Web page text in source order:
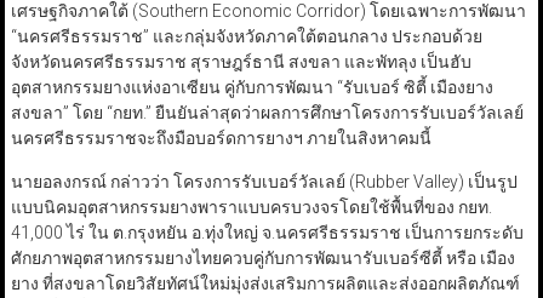
เศรษฐกิจภาคใต้ (Southern Economic Corridor) โดยเฉพาะการพัฒนา
“นครศรีธรรมราช” และกลุ่มจังหวัดภาคใต้ตอนกลาง ประกอบด้วย
จังหวัดนครศรีธรรมราช สุราษฎร์ธานี สงขลา และพัทลุง เป็นฮับ
อุตสาหกรรมยางแห่งอาเซียน คู่กับการพัฒนา “รับเบอร์ ซิตี้ เมืองยาง
สงขลา” โดย “กยท.” ยืนยันล่าสุดว่าผลการศึกษาโครงการรับเบอร์วัลเลย์
นครศรีธรรมราชจะถึงมือบอร์ดการยางฯ ภายในสิงหาคมนี้
นายอลงกรณ์ กล่าวว่า โครงการรับเบอร์วัลเลย์ (Rubber Valley) เป็นรูป
แบบนิคมอุตสาหกรรมยางพาราแบบครบวงจรโดยใช้พื้นที่ของ กยท.
41,000 ไร่ ใน ต.กรุงหยัน อ.ทุ่งใหญ่ จ.นครศรีธรรมราช เป็นการยกระดับ
ศักยภาพอุตสาหกรรมยางไทยควบคู่กับการพัฒนารับเบอร์ซีตี้ หรือ เมือง
ยาง ที่สงขลาโดยวิสัยทัศน์ใหม่มุ่งส่งเสริมการผลิตและส่งออกผลิตภัณฑ์